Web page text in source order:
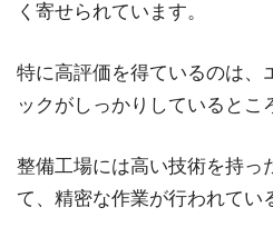
く寄せられています。
特に高評価を得ているのは、
ックがしっかりしているとこ
整備工場には高い技術を持っ
て、精密な作業が行われてい